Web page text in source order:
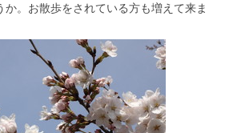
か。お散歩をされている方も増えて来ま